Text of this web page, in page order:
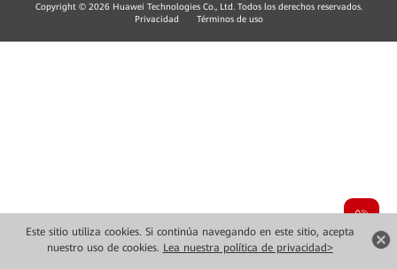
Este sitio utiliza cookies. Si continúa navegando en este sitio, acepta
nuestro uso de cookies. Lea nuestra política de privacidad>
Copyright © 2026 Huawei Technologies Co., Ltd. Todos los derechos reservados.
Privacidad
Términos de uso